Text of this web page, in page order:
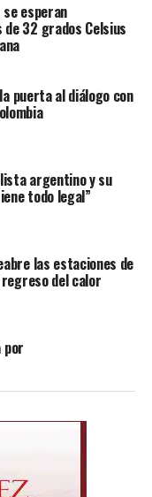
esperan
32 grados Celsius
puerta al diálogo con
argentino y su
todo legal”
las estaciones de
del calor
por